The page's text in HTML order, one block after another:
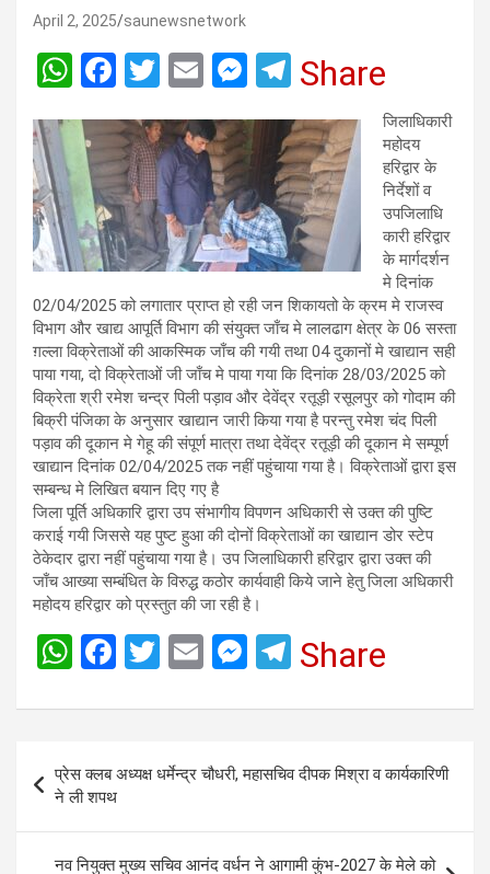
April 2, 2025 saunewsnetwork
W
at
s
A
p
p
F
ce
b
o
o
k
T
tt
er
E
ail
M
se
n
g
er
T
e
gr
a
m
Share
जिलाधिकारी
महोदय
हरिद्वार के
निर्देशों व
उपजिलाधि
कारी हरिद्वार
के मार्गदर्शन
मे दिनांक
02/04/2025 को लगातार प्राप्त हो रही जन शिकायतो के क्रम मे राजस्व
विभाग और खाद्य आपूर्ति विभाग की संयुक्त जाँच मे लालढाग क्षेत्र के 06 सस्ता
ग़ल्ला विक्रेताओं की आकस्मिक जाँच की गयी तथा 04 दुकानों मे खाद्यान सही
पाया गया, दो विक्रेताओं जी जाँच मे पाया गया कि दिनांक 28/03/2025 को
विक्रेता श्री रमेश चन्द्र पिली पड़ाव और देवेंद्र रतूड़ी रसूलपुर को गोदाम की
बिक्री पंजिका के अनुसार खाद्यान जारी किया गया है परन्तु रमेश चंद पिली
पड़ाव की दूकान मे गेहू की संपूर्ण मात्रा तथा देवेंद्र रतूड़ी की दूकान मे सम्पूर्ण
खाद्यान दिनांक 02/04/2025 तक नहीं पहुंचाया गया है। विक्रेताओं द्वारा इस
सम्बन्ध मे लिखित बयान दिए गए है
जिला पूर्ति अधिकारि द्वारा उप संभागीय विपणन अधिकारी से उक्त की पुष्टि
कराई गयी जिससे यह पुष्ट हुआ की दोनों विक्रेताओं का खाद्यान डोर स्टेप
ठेकेदार द्वारा नहीं पहुंचाया गया है। उप जिलाधिकारी हरिद्वार द्वारा उक्त की
जाँच आख्या सम्बंधित के विरुद्ध कठोर कार्यवाही किये जाने हेतु जिला अधिकारी
महोदय हरिद्वार को प्रस्तुत की जा रही है।
W
at
A
p
p
F
ce
o
o
k
T
tt
er
E
ail
M
se
g
er
T
e
gr
a
m
Share
Post
navigation
प्रेस क्लब अध्यक्ष धर्मेन्द्र चौधरी, महासचिव दीपक मिश्रा व कार्यकारिणी
ने ली शपथ
नव नियुक्त मुख्य सचिव आनंद वर्धन ने आगामी कुंभ-2027 के मेले को